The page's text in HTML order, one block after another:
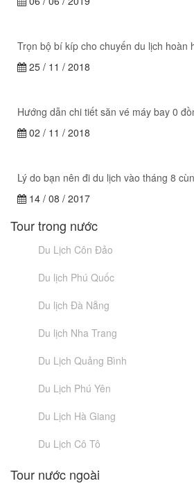
Trọn bộ bí kíp cho chuyến du lịch hoàn
25 / 11 / 2018
Hướng dẫn chi tiết săn vé máy bay 0
02 / 11 / 2018
Lý do bạn nên đi du lịch vào tháng 8
14 / 08 / 2017
Tour trong nước
Du Lịch Côn Đảo
Du lịch Phú Quốc
Du lịch Đà Nẵng
Du lịch Nha Trang
Du Lịch Quảng Bình
Du Lịch Phú Yên
Du Lịch Hà Giang
Du Lịch Cô Tô
Tour nước ngoài